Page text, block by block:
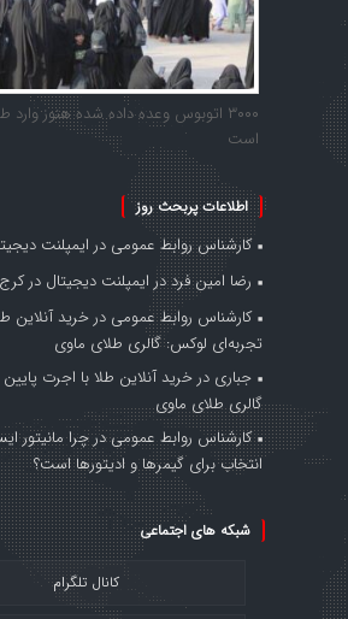
۳۰۰۰ اتوبوس وعده داده شده هنوز
است
اطلاعات پربحث روز
کارشناس روابط عمومی درایمپلنت
رضا امین فرددرایمپلنت دیجیتال در کرج
کارشناس روابط عمومی درخرید آنلاین
تجربه‌ای لوکس: گالری طلای ماوی
جباری درخرید آنلاین طلا با اجرت
گالری طلای ماوی
کارشناس روابط عمومیدرچرا مانیتور
انتخاب برای گیمرها و ادیتورها است؟
شبکه های اجتماعی
کانال تلگرام